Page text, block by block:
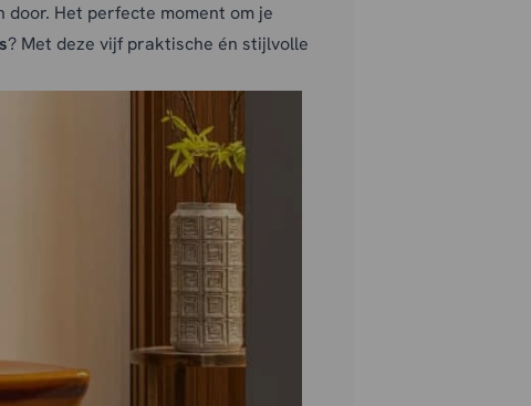
Het perfecte moment om je
? Met deze vijf praktische én stijlvolle